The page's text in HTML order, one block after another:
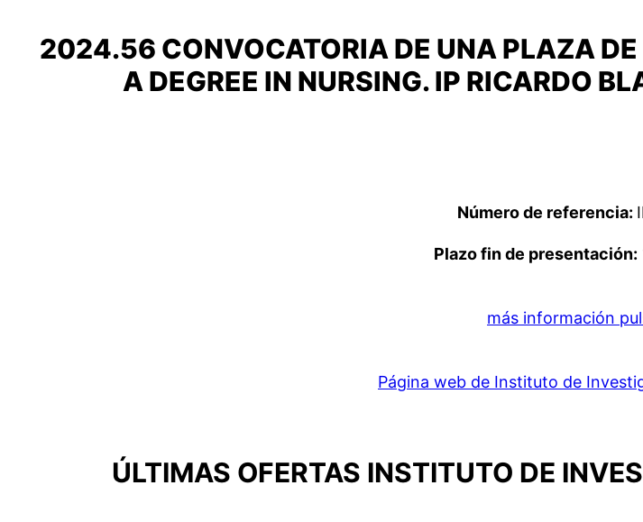
2024.56 CONVOCATORIA DE UNA PLAZA DE
A DEGREE IN NURSING. IP RICARDO
Número de referencia:
Plazo fin de presentación:
más información
Página web de Instituto de
ÚLTIMAS OFERTAS INSTITUTO DE